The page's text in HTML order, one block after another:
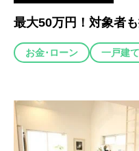
最大50万円！対象者
お金･ローン 一戸建て